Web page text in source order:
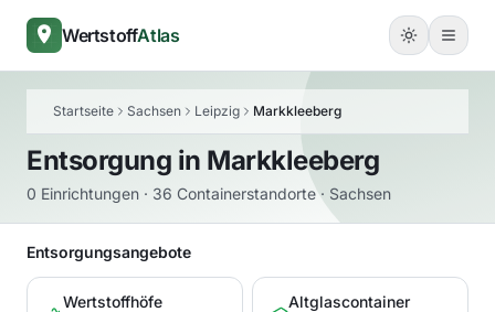
WertstoffAtlas
Startseite Sachsen Leipzig Markkleeberg
Entsorgung in Markkleeberg
0 Einrichtungen · 36 Containerstandorte · Sachsen
Entsorgungsangebote
Wertstoffhöfe Altglascontainer